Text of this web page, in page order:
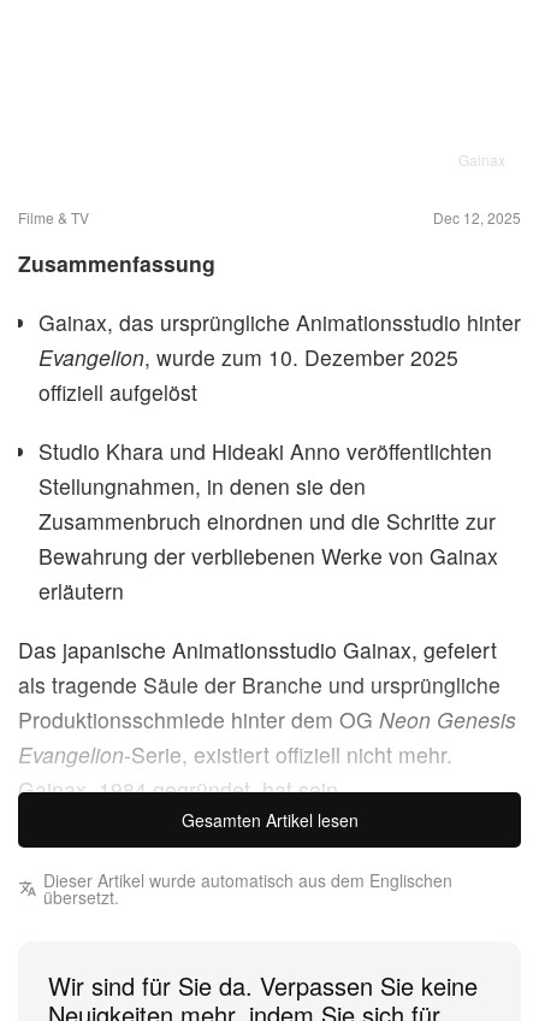
Gainax
Filme & TV Dec 12, 2025
Zusammenfassung
Gainax, das ursprüngliche Animationsstudio hinter
Evangelion, wurde zum 10. Dezember 2025
offiziell aufgelöst
Studio Khara und Hideaki Anno veröffentlichten
Stellungnahmen, in denen sie den
Zusammenbruch einordnen und die Schritte zur
Bewahrung der verbliebenen Werke von Gainax
erläutern
Das japanische Animationsstudio Gainax, gefeiert
als tragende Säule der Branche und ursprüngliche
Produktionsschmiede hinter dem OG Neon Genesis
Evangelion-Serie, existiert offiziell nicht mehr.
Gainax, 1984 gegründet, hat sein
Insolvenzverfahren abgeschlossen und wurde zum
Niedergang des Studios setzte etwa 2012 ein und
regionaler Tochterfirmen, gescheiterte
Gesamten Artikel lesen
Dieser Artikel wurde automatisch aus dem Englischen
übersetzt.
Wir sind für Sie da. Verpassen Sie keine